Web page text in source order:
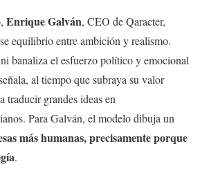
Enrique Galván, CEO de Qaracter,
equilibrio entre ambición y realismo.
banaliza el esfuerzo político y emocional
al tiempo que subraya su valor
traducir grandes ideas en
Para Galván, el modelo dibuja un
más humanas, precisamente porque
.